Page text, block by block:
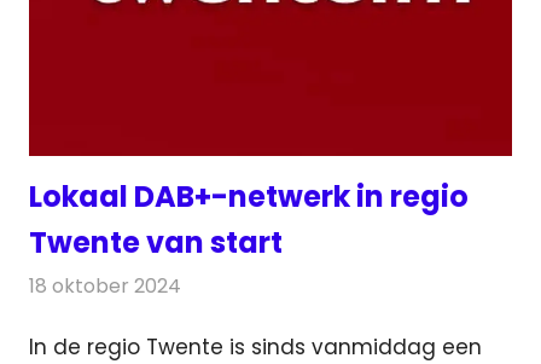
Lokaal DAB+-netwerk in regio
Twente van start
18 oktober 2024
In de regio Twente is sinds vanmiddag een